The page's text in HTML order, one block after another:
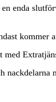
enda
kommer